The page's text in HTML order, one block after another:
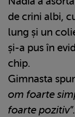
de crini albi,
lung și un
și-a pus în
chip.
Gimnasta
om foarte
foarte pozitiv